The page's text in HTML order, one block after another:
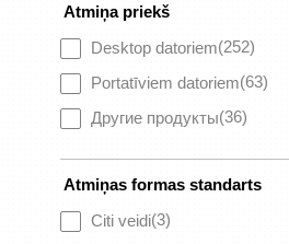
Atmiņa priekš
Desktop datoriem(252)
Portatīviem datoriem(63)
Другие продукты(36)
Atmiņas formas standarts
Citi veidi(3)